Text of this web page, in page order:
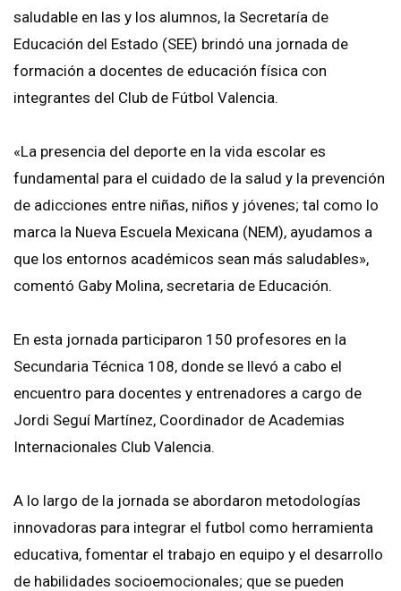
saludable en las y los alumnos, la Secretaría de
Educación del Estado (SEE) brindó una jornada de
formación a docentes de educación física con
integrantes del Club de Fútbol Valencia.
«La presencia del deporte en la vida escolar es
fundamental para el cuidado de la salud y la prevención
de adicciones entre niñas, niños y jóvenes; tal como lo
marca la Nueva Escuela Mexicana (NEM), ayudamos a
que los entornos académicos sean más saludables»,
comentó Gaby Molina, secretaria de Educación.
En esta jornada participaron 150 profesores en la
Secundaria Técnica 108, donde se llevó a cabo el
encuentro para docentes y entrenadores a cargo de
Jordi Seguí Martínez, Coordinador de Academias
Internacionales Club Valencia.
A lo largo de la jornada se abordaron metodologías
innovadoras para integrar el futbol como herramienta
educativa, fomentar el trabajo en equipo y el desarrollo
de habilidades socioemocionales; que se pueden